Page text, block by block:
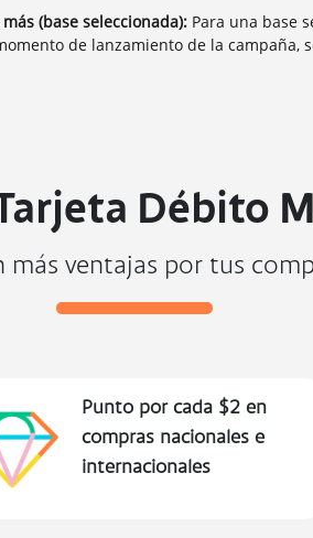
(base seleccionada): Para una base
de lanzamiento de la
Débito
más ventajas por tus
Mayor control de tus
transacciones desde Banca
Móvil